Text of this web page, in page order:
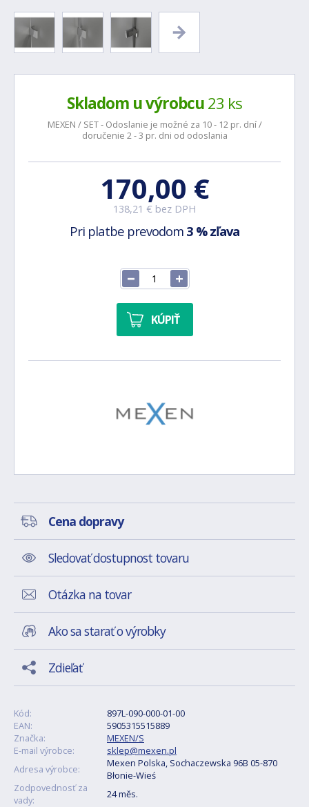
Skladom u výrobcu23 ks
MEXEN / SET - Odoslanie je možné za 10 - 12 pr. dní /
doručenie 2 - 3 pr. dni od odoslania
170,00 €
138,21 € bez DPH
Pri platbe prevodom 3 % zľava
KÚPIŤ
Cena dopravy
Sledovať dostupnost tovaru
Otázka na tovar
Ako sa starať o výrobky
Zdieľať
Kód:
897L-090-000-01-00
EAN:
5905315515889
Značka:
MEXEN/S
E-mail výrobce:
sklep@mexen.pl
Adresa výrobce:
Mexen Polska, Sochaczewska 96B 05-870
Błonie-Wieś
Zodpovednosť za
vady:
24 měs.